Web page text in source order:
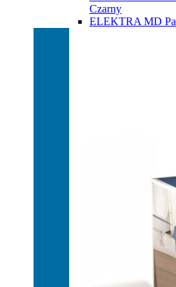
Czarny
ELEKTRA MD